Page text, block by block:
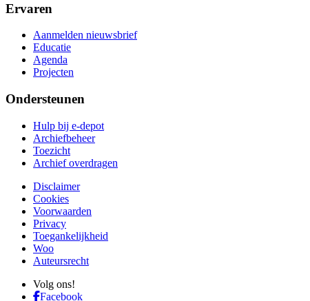
Ervaren
Aanmelden nieuwsbrief
Educatie
Agenda
Projecten
Ondersteunen
Hulp bij e-depot
Archiefbeheer
Toezicht
Archief overdragen
Disclaimer
Cookies
Voorwaarden
Privacy
Toegankelijkheid
Woo
Auteursrecht
Volg ons!
Facebook